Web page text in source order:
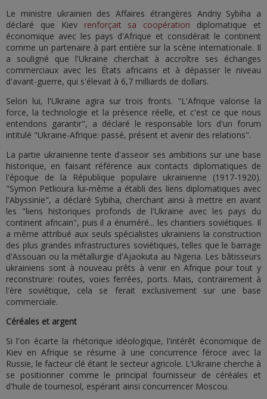
Le ministre ukrainien des Affaires étrangères Andriy Sybiha a
déclaré que Kiev renforçait sa coopération diplomatique et
économique avec les pays d'Afrique et considérait le continent
comme un partenaire à part entière sur la scène internationale. Il
a souligné que l'Ukraine cherchait à accroître ses échanges
commerciaux avec les États africains et à dépasser le niveau
d'avant-guerre, qui s'élevait à 6,7 milliards de dollars.
Selon lui, l'Ukraine agira sur trois fronts. "L'Afrique valorise la
force, la technologie et la présence réelle, et c'est ce que nous
entendons garantir", a déclaré le responsable lors d'un forum
intitulé "Ukraine-Afrique: passé, présent et avenir des relations".
La partie ukrainienne tente d'asseoir ses ambitions sur une base
historique, en faisant référence aux contacts diplomatiques de
l'époque de la République populaire ukrainienne (1917-1920).
"Symon Petlioura lui-même a établi des liens diplomatiques avec
l'Abyssinie", a déclaré Sybiha, cherchant ainsi à mettre en avant
les "liens historiques profonds de l'Ukraine avec les pays du
continent africain", puis il a énuméré... les chantiers soviétiques. Il
a même attribué aux seuls spécialistes ukrainiens la construction
des plus grandes infrastructures soviétiques, telles que le barrage
d'Assouan ou la métallurgie d'Ajaokuta au Nigeria. Les bâtisseurs
ukrainiens sont à nouveau prêts à venir en Afrique pour tout y
reconstruire: routes, voies ferrées, ports. Mais, contrairement à
l'ère soviétique, cela se ferait exclusivement sur une base
commerciale.
Céréales et argent
Si l'on écarte la rhétorique idéologique, l'intérêt économique de
Kiev en Afrique se résume à une concurrence féroce avec la
Russie, le facteur clé étant le secteur agricole. L'Ukraine cherche à
se positionner comme le principal fournisseur de céréales et
d'huile de tournesol, espérant ainsi concurrencer Moscou.